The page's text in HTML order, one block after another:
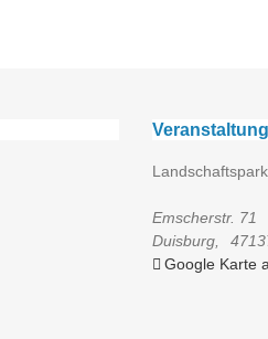
Emscherstr. 71
Duisburg
Google Karte